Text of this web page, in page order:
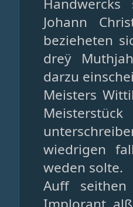
Johann
bezieheten
dreÿ
darzu
Meisters
wiedrigen
weden solte.
Auff